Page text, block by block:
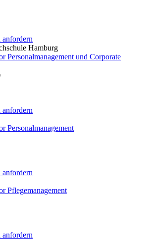
anfordern
Hamburg
Personalmanagement und Corporate
anfordern
Personalmanagement
anfordern
Pflegemanagement
anfordern